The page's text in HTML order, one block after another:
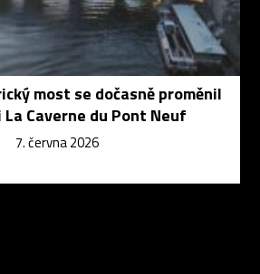
most se dočasně proměnil
Caverne du Pont Neuf
7. června 2026